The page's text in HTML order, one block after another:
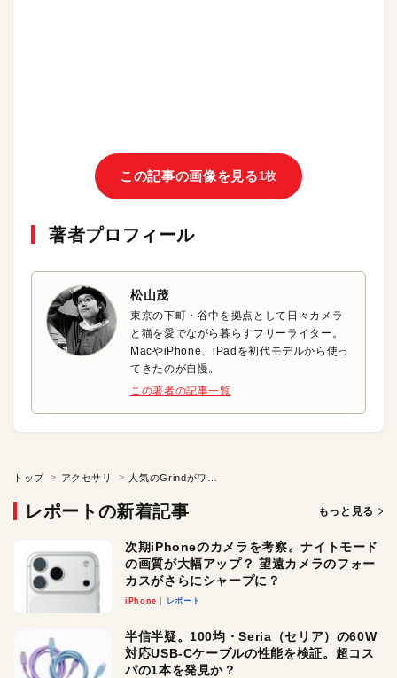
この記事の画像を見る 1枚
著者プロフィール
松山茂
東京の下町・谷中を拠点として日々カメラ
と猫を愛でながら暮らすフリーライター。
MacやiPhone、iPadを初代モデルから使っ
てきたのが自慢。
この著者の記事一覧
トップ アクセサリ
レポートの新着記事 もっと見る
次期iPhoneのカメラを考察。ナイトモード
の画質が大幅アップ？ 望遠カメラのフォー
カスがさらにシャープに？
iPhone レポート
半信半疑。100均・Seria（セリア）の60W
対応USB-Cケーブルの性能を検証。超コス
パの1本を発見か？